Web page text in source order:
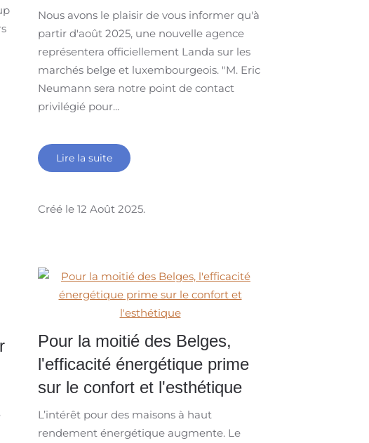
Nous avons le plaisir de vous informer qu'à
partir d'août 2025, une nouvelle agence
représentera officiellement Landa sur les
marchés belge et luxembourgeois. "M. Eric
Neumann sera notre point de contact
privilégié pour...
Lire la suite
Créé le 12 Août 2025.
Pour la moitié des Belges,
l'efficacité énergétique prime
sur le confort et l'esthétique
L’intérêt pour des maisons à haut
rendement énergétique augmente. Le